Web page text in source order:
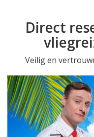
Direct
Veilig en